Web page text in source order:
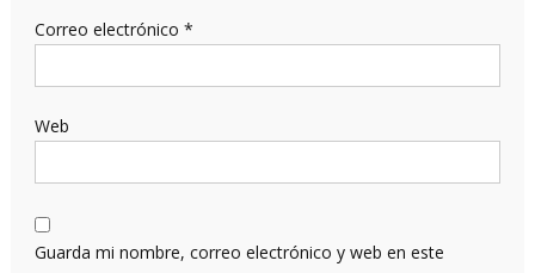
Correo electrónico *
Web
Guarda mi nombre, correo electrónico y web en este